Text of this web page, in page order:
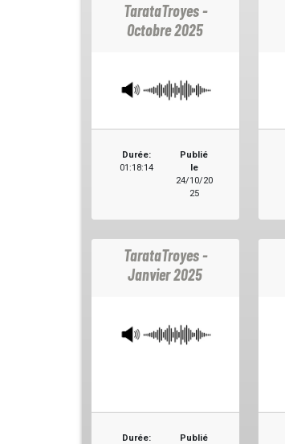
TarataTroyes -
Octobre 2025
Durée:
01:18:14
Publié
le
24/10/20
25
TarataTroyes -
Janvier 2025
Durée:
Publié